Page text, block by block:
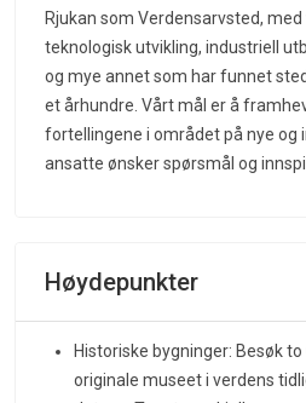
Rjukan som Verdensarvsted,
teknologisk utvikling, industriell
og mye annet som har funnet
et århundre. Vårt mål er å
fortellingene i området på nye og
ansatte ønsker spørsmål og
Høydepunkter
Historiske bygninger: Besøk
originale museet i verdens